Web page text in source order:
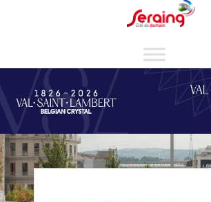
Rechercher
Cookies management panel